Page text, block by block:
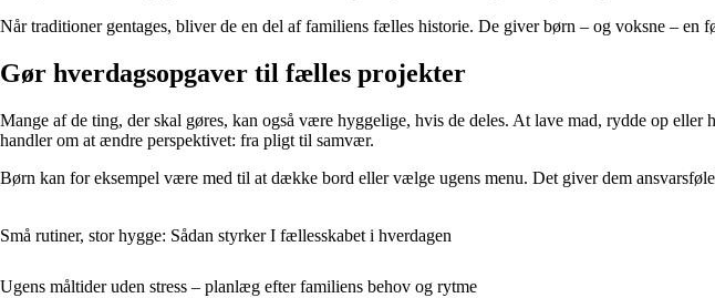
Når traditioner gentages, bliver de en del af familiens fælles historie. De giver børn – og voksne – en
Gør hverdagsopgaver til fælles projekter
Mange af de ting, der skal gøres, kan også være hyggelige, hvis de deles. At lave mad, rydde op
handler om at ændre perspektivet: fra pligt til samvær.
Børn kan for eksempel være med til at dække bord eller vælge ugens menu. Det giver dem
Små rutiner, stor hygge: Sådan styrker I fællesskabet i hverdagen
Ugens måltider uden stress – planlæg efter familiens behov og rytme